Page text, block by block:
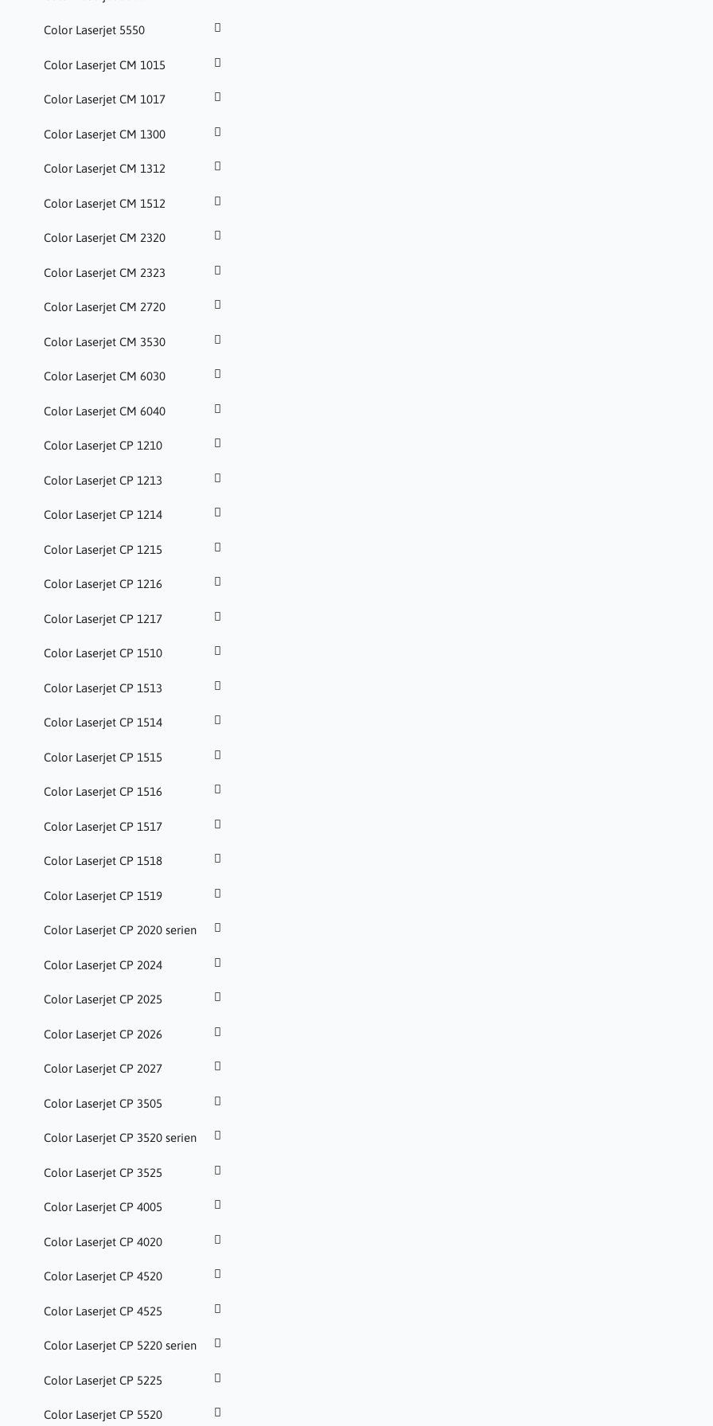
Color Laserjet 5550
Color Laserjet CM 1015
Color Laserjet CM 1017
Color Laserjet CM 1300
Color Laserjet CM 1312
Color Laserjet CM 1512
Color Laserjet CM 2320
Color Laserjet CM 2323
Color Laserjet CM 2720
Color Laserjet CM 3530
Color Laserjet CM 6030
Color Laserjet CM 6040
Color Laserjet CP 1210
Color Laserjet CP 1213
Color Laserjet CP 1214
Color Laserjet CP 1215
Color Laserjet CP 1216
Color Laserjet CP 1217
Color Laserjet CP 1510
Color Laserjet CP 1513
Color Laserjet CP 1514
Color Laserjet CP 1515
Color Laserjet CP 1516
Color Laserjet CP 1517
Color Laserjet CP 1518
Color Laserjet CP 1519
Color Laserjet CP 2020 serien
Color Laserjet CP 2024
Color Laserjet CP 2025
Color Laserjet CP 2026
Color Laserjet CP 2027
Color Laserjet CP 3505
Color Laserjet CP 3520 serien
Color Laserjet CP 3525
Color Laserjet CP 4005
Color Laserjet CP 4020
Color Laserjet CP 4520
Color Laserjet CP 4525
Color Laserjet CP 5220 serien
Color Laserjet CP 5225
Color Laserjet CP 5520